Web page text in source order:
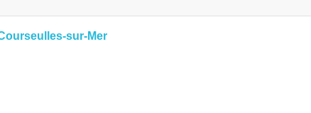
sur-Mer